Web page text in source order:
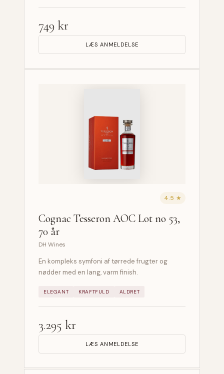
749 kr
LÆS ANMELDELSE
4.5 ★
Cognac Tesseron AOC Lot no 53,
70 år
DH Wines
En kompleks symfoni af tørrede frugter og
nødder med en lang, varm finish.
ELEGANT KRAFTFULD ALDRET
3.295 kr
LÆS ANMELDELSE